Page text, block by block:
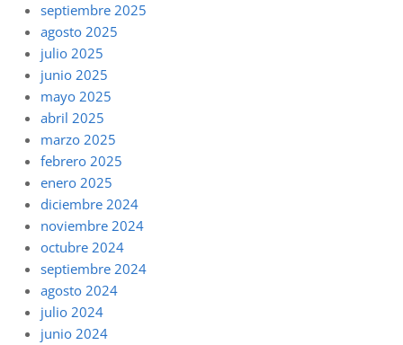
septiembre 2025
agosto 2025
julio 2025
junio 2025
mayo 2025
abril 2025
marzo 2025
febrero 2025
enero 2025
diciembre 2024
noviembre 2024
octubre 2024
septiembre 2024
agosto 2024
julio 2024
junio 2024